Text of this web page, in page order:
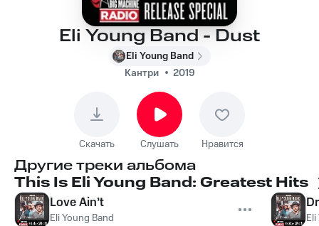
Eli Young Band - Dust
Eli Young Band
Кантри
2019
Скачать Слушать Нравится
Другие треки альбома
This Is Eli Young Band: Greatest Hits
Love Ain’t
Eli Young Band